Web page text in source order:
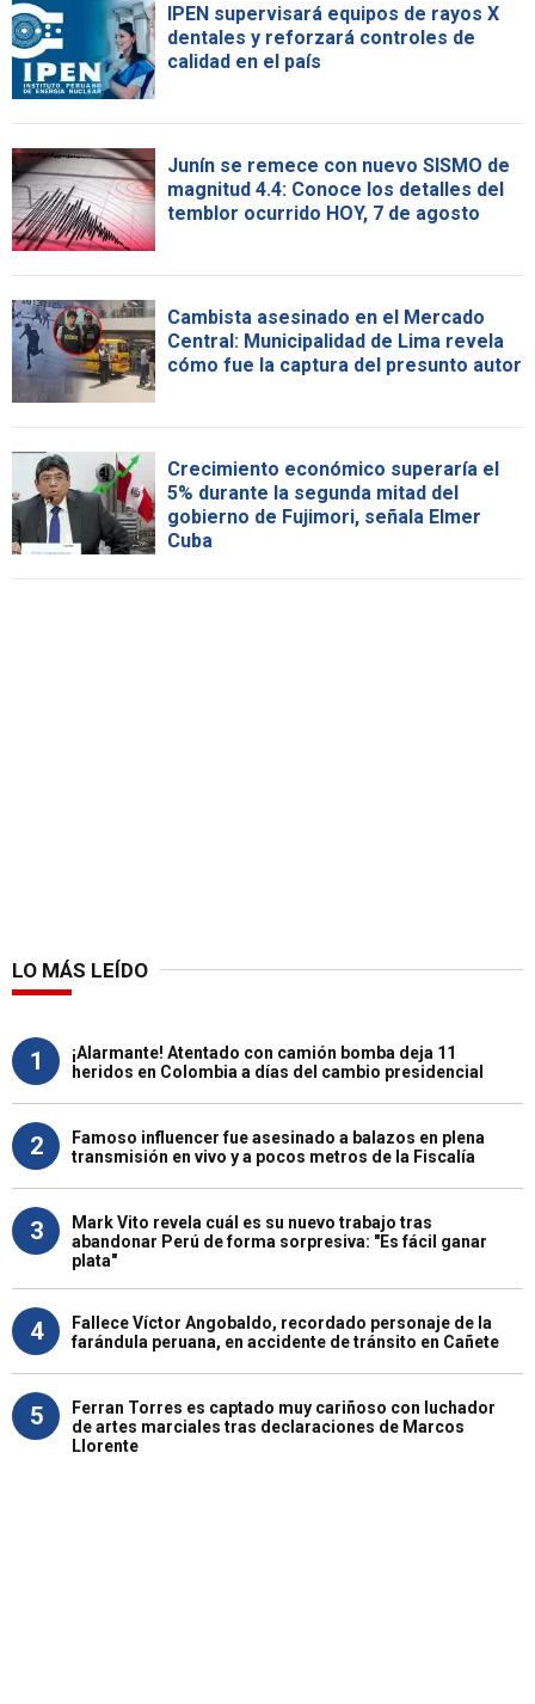
IPEN supervisará equipos de rayos X
dentales y reforzará controles de
calidad en el país
Junín se remece con nuevo SISMO de
magnitud 4.4: Conoce los detalles del
temblor ocurrido HOY, 7 de agosto
Cambista asesinado en el Mercado
Central: Municipalidad de Lima revela
cómo fue la captura del presunto autor
Crecimiento económico superaría el
5% durante la segunda mitad del
gobierno de Fujimori, señala Elmer
Cuba
LO MÁS LEÍDO
1
¡Alarmante! Atentado con camión bomba deja 11
heridos en Colombia a días del cambio presidencial
2
Famoso influencer fue asesinado a balazos en plena
transmisión en vivo y a pocos metros de la Fiscalía
3
Mark Vito revela cuál es su nuevo trabajo tras
abandonar Perú de forma sorpresiva: "Es fácil ganar
plata"
4
Fallece Víctor Angobaldo, recordado personaje de la
farándula peruana, en accidente de tránsito en Cañete
5
Ferran Torres es captado muy cariñoso con luchador
de artes marciales tras declaraciones de Marcos
Llorente